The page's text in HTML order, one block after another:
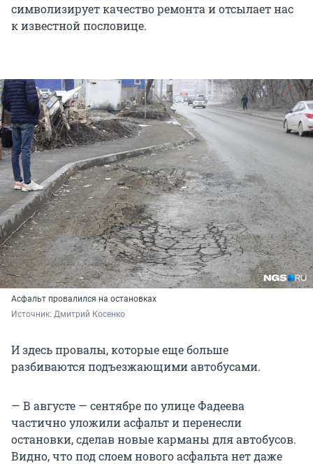
символизирует качество ремонта и отсылает нас
к известной пословице.
Асфальт провалился на остановках
Источник: Дмитрий Косенко
И здесь провалы, которые еще больше
разбиваются подъезжающими автобусами.
— В августе — сентябре по улице Фадеева
частично уложили асфальт и перенесли
остановки, сделав новые карманы для автобусов.
Видно, что под слоем нового асфальта нет даже